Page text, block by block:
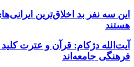
هستند
آیت‌الله دژکام: قرآن و عترت
فرهنگی جامعه‌اند